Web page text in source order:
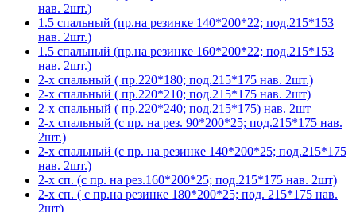
нав. 2шт.)
1.5 спальный (пр.на резинке 140*200*22; под.215*153
нав. 2шт.)
1.5 спальный (пр.на резинке 160*200*22; под.215*153
нав. 2шт.)
2-х спальный ( пр.220*180; под.215*175 нав. 2шт.)
2-х спальный ( пр.220*210; под.215*175 нав. 2шт)
2-х спальный ( пр.220*240; под.215*175) нав. 2шт
2-х спальный (с пр. на рез. 90*200*25; под.215*175 нав.
2шт.)
2-х спальный (с пр. на резинке 140*200*25; под.215*175
нав. 2шт.)
2-х сп. (с пр. на рез.160*200*25; под.215*175 нав. 2шт)
2-х сп. ( с пр.на резинке 180*200*25; под. 215*175 нав.
2шт)